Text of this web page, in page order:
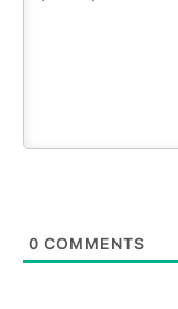
0 COMMENTS